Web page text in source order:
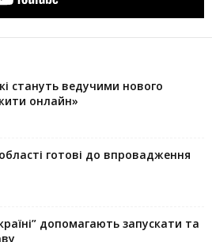
стануть ведучими нового
онлайн»
готові до впровадження
допомагають запускaти та